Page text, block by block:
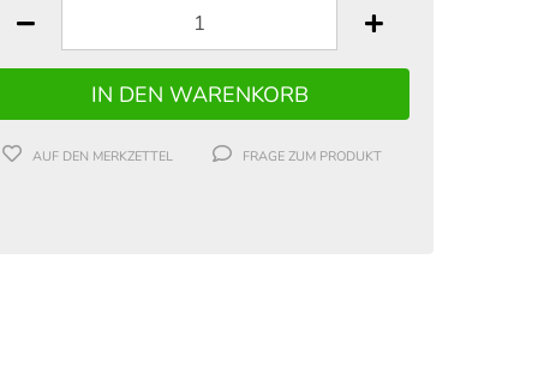
AUF DEN MERKZETTEL FRAGE ZUM PRODUKT